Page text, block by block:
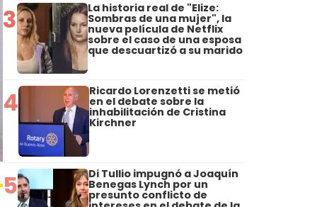
3 La historia real de "Elize:
Sombras de una mujer", la
nueva película de Netflix
sobre el caso de una esposa
que descuartizó a su marido
4 Ricardo Lorenzetti se metió
en el debate sobre la
inhabilitación de Cristina
Kirchner
5 Di Tullio impugnó a Joaquín
Benegas Lynch por un
presunto conflicto de